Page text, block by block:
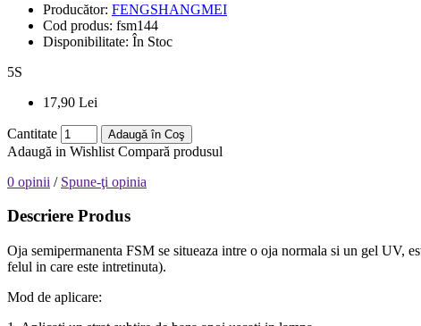
Producător: FENGSHANGMEI
Cod produs: fsm144
Disponibilitate: În Stoc
5S
17,90 Lei
Cantitate Adaugă în Coş
Adaugă in Wishlist Compară produsul
0 opinii / Spune-ţi opinia
Descriere Produs
Oja semipermanenta FSM se situeaza intre o oja normala si un gel UV,
felul in care este intretinuta).
Mod de aplicare: